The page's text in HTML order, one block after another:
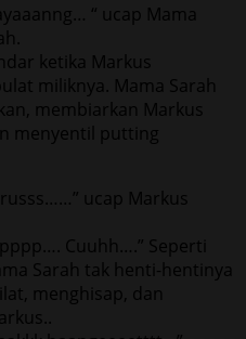
“ ucap Mama
ketika Markus
miliknya. Mama Sarah
membiarkan Markus
menyentil putting
ucap Markus
Cuuhh….” Seperti
Sarah tak henti-hentinya
menghisap, dan